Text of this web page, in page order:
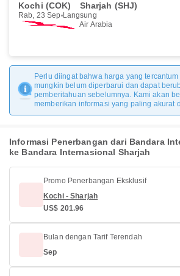
Kochi (COK) Sharjah (SHJ)
Rab, 23 Sep Langsung
Air Arabia
Perlu diingat bahwa harga yang
mungkin belum diperbarui dan dapat
pemberitahuan sebelumnya. Kami akan
memberikan informasi yang paling akurat
Informasi Penerbangan dari Bandara
ke Bandara Internasional Sharjah
Promo Penerbangan Eksklusif
Kochi - Sharjah
US$ 201.96
Bulan dengan Tarif Terendah
Sep